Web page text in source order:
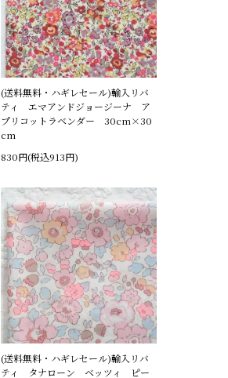
(送料無料・ハギレセール)輸入リバ
ティ エマアンドジョージーナ ア
プリコットラベンダー 30cm×30
cm
830円(税込913円)
(送料無料・ハギレセール)輸入リバ
ティ タナローン ベッツィ ピー